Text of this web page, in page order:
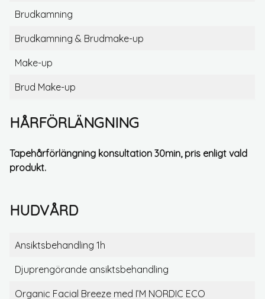
Brudkamning
Brudkamning & Brudmake-up
Make-up
Brud Make-up
HÅRFÖRLÄNGNING
Tapehårförlängning konsultation 30min, pris enligt vald
produkt.
HUDVÅRD
Ansiktsbehandling 1h
Djuprengörande ansiktsbehandling
Organic Facial Breeze med I’M NORDIC ECO